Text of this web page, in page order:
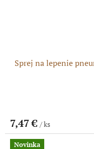
Sprej na lepenie
7,47 € / ks
Novinka